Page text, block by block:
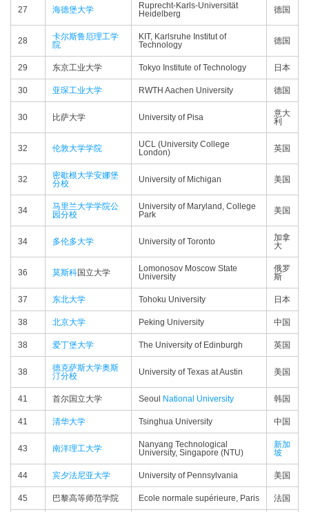
27 海德堡大学
Ruprecht-Karls-Universität
Heidelberg
德国
28
卡尔斯鲁厄理工学
院
KIT, Karlsruhe Institut of
Technology
德国
29 东京工业大学 Tokyo Institute of Technology 日本
30 亚琛工业大学 RWTH Aachen University 德国
30 比萨大学 University of Pisa
意大
利
32 伦敦大学学院
UCL (University College
London)
英国
32
密歇根大学安娜堡
分校
University of Michigan 美国
34
马里兰大学学院公
园分校
University of Maryland, College
Park
美国
34 多伦多大学 University of Toronto
加拿
大
36 莫斯科国立大学
Lomonosov Moscow State
University
俄罗
斯
37 东北大学 Tohoku University 日本
38 北京大学 Peking University 中国
38 爱丁堡大学 The University of Edinburgh 英国
38
德克萨斯大学奥斯
汀分校
University of Texas at Austin 美国
41 首尔国立大学 Seoul National University 韩国
41 清华大学 Tsinghua University 中国
43 南洋理工大学
Nanyang Technological
University, Singapore (NTU)
新加
坡
44 宾夕法尼亚大学 University of Pennsylvania 美国
45 巴黎高等师范学院 Ecole normale supérieure, Paris 法国